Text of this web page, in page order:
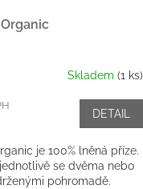
Skladem (1 ks)
DETAIL
je 100% lněná příze.
se dvěma nebo
pohromadě.